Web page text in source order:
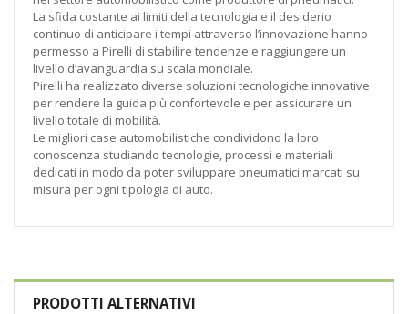
La sfida costante ai limiti della tecnologia e il desiderio
continuo di anticipare i tempi attraverso l’innovazione hanno
permesso a Pirelli di stabilire tendenze e raggiungere un
livello d’avanguardia su scala mondiale.
Pirelli ha realizzato diverse soluzioni tecnologiche innovative
per rendere la guida più confortevole e per assicurare un
livello totale di mobilità.
Le migliori case automobilistiche condividono la loro
conoscenza studiando tecnologie, processi e materiali
dedicati in modo da poter sviluppare pneumatici marcati su
misura per ogni tipologia di auto.
PRODOTTI ALTERNATIVI